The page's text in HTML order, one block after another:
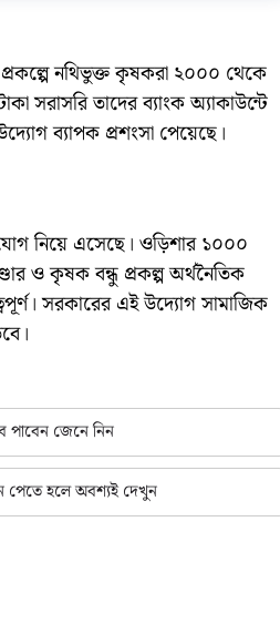
প্রকল্পে নথিভুক্ত কৃষকরা ২০০০ থেকে
সরাসরি তাদের ব্যাংক অ্যাকাউন্টে
ব্যাপক প্রশংসা পেয়েছে।
নিয়ে এসেছে। ওড়িশার ১০০০
ও কৃষক বন্ধু প্রকল্প অর্থনৈতিক
সরকারের এই উদ্যোগ সামাজিক
পাবেন জেনে নিন
পেতে হলে অবশ্যই দেখুন